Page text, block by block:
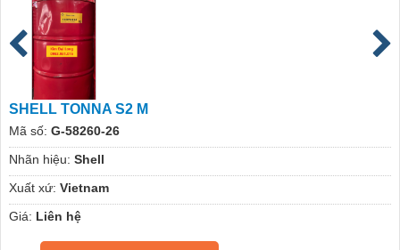
SHELL TONNA S2 M
Mã số: G-58260-26
Nhãn hiệu: Shell
Xuất xứ: Vietnam
Giá: Liên hệ